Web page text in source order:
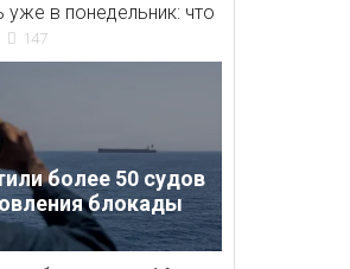
в понедельник: что
147
более 50 судов
блокады